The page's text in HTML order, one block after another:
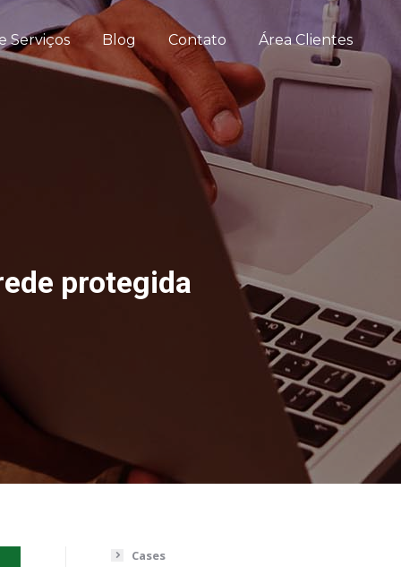
Serviços Blog Contato Área Clientes
protegida
Cases